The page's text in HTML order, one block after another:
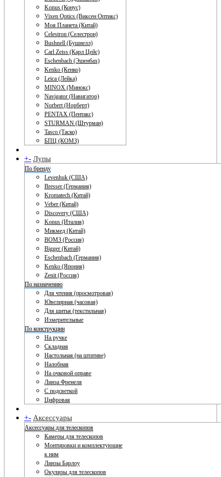
Konus (Конус)
Vixen Optics (Виксен Оптикс)
Моя Планета (Китай)
Celestron (Селестрон)
Bushnell (Бушнелл)
Carl Zeiss (Карл Цейс)
Eschenbach (Эшенбах)
Kenko (Кенко)
Leica (Лейка)
MINOX (Минокс)
Navigator (Навигатор)
Norbert (Норберт)
PENTAX (Пентакс)
STURMAN (Штурман)
Tasco (Таско)
БПЦ (КОМЗ)
+- Лупы
По бренду
Levenhuk (США)
Bresser (Германия)
Kromatech (Китай)
Veber (Китай)
Discovery (США)
Konus (Италия)
Микмед (Китай)
ВОМЗ (Россия)
Bigger (Китай)
Eschenbach (Германия)
Kenko (Япония)
Zenit (Россия)
По назначению
Для чтения (просмотровая)
Ювелирная (часовая)
Для шитья (текстильная)
Измерительные
По конструкции
На ручке
Складная
Настольная (на штативе)
Налобная
На очковой оправе
Линза Френеля
С подсветкой
Цифровая
+- Аксессуары
Аксессуары для телескопов
Камеры для телескопов
Монтировки и комплектующие
к ним
Линзы Барлоу
Окуляры для телескопов